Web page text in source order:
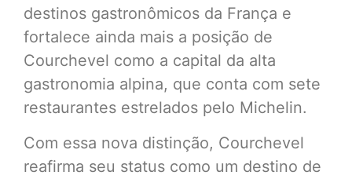
destinos gastronômicos da França e
fortalece ainda mais a posição de
Courchevel como a capital da alta
gastronomia alpina, que conta com sete
restaurantes estrelados pelo Michelin.
Com essa nova distinção, Courchevel
reafirma seu status como um destino de